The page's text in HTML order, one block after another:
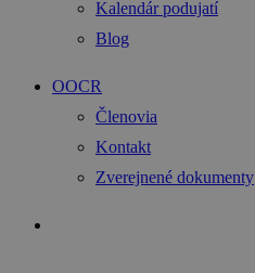
Kalendár podujatí
Blog
OOCR
Členovia
Kontakt
Zverejnené dokumenty